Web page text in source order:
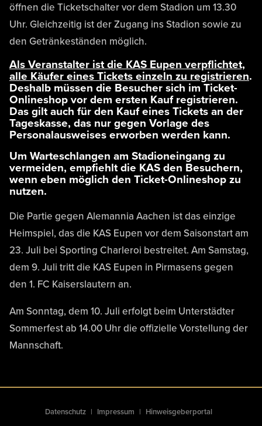
öffnen die Ticketschalter vor dem Stadion um 13.30
Uhr. Gleichzeitig ist der Zugang ins Stadion sowie zu
den Getränkeständen möglich.
Als Veranstalter ist die KAS Eupen verpflichtet,
alle Käufer eines Tickets einzeln zu registrieren.
Deshalb müssen die Besucher sich im Ticket-
Onlineshop vor dem ersten Kauf registrieren.
Das gilt auch für den Kauf eines Tickets an der
Tageskasse, das nur gegen Vorlage des
Personalausweises erworben werden kann.
Um Warteschlangen am Stadioneingang zu
vermeiden, empfiehlt die KAS den Besuchern,
wenn eben möglich den Ticket-Onlineshop zu
nutzen.
Die Partie gegen Alemannia Aachen ist das einzige
Heimspiel, das die KAS Eupen vor dem Saisonstart am
23. Juli bei Sporting Charleroi bestreitet. Am Samstag,
dem 9. Juli tritt die KAS Eupen in Pirmasens gegen
den 1. FC Kaiserslautern an.
Am Sonntag, dem 10. Juli erfolgt beim Unterstädter
Sommerfest ab 14.00 Uhr die offizielle Vorstellung der
Mannschaft.
Datenschutz Impressum Hinweisgeberportal